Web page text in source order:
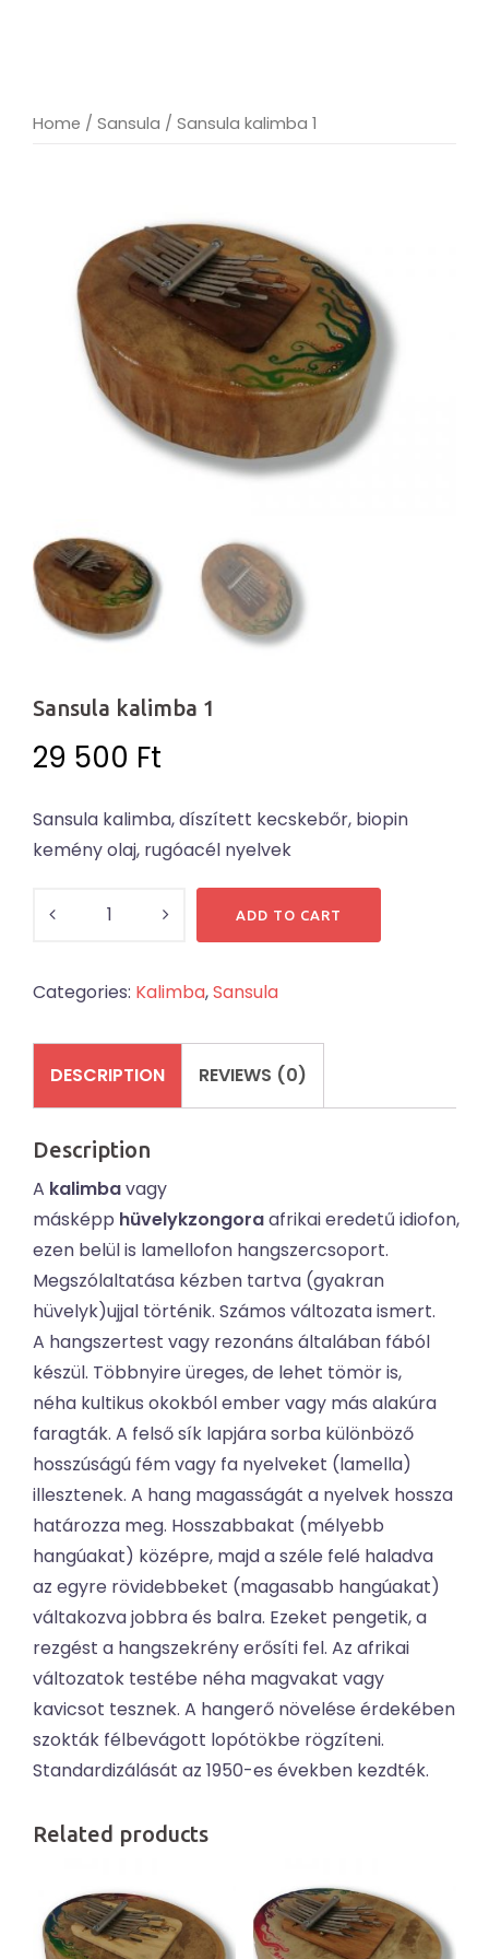
Home / Sansula / Sansula kalimba 1
Sansula kalimba 1
29 500 Ft
Sansula kalimba, díszített kecskebőr, biopin
kemény olaj, rugóacél nyelvek
quantity
ADD TO CART
Categories: Kalimba,Sansula
DESCRIPTION REVIEWS (0)
Description
A kalimbavagy
másképp hüvelykzongoraafrikai eredetű idiofon,
ezen belül is lamellofon hangszercsoport.
Megszólaltatása kézben tartva (gyakran
hüvelyk)ujjal történik. Számos változata ismert.
A hangszertest vagy rezonáns általában fából
készül. Többnyire üreges, de lehet tömör is,
néha kultikus okokból ember vagy más alakúra
faragták. A felső sík lapjára sorba különböző
hosszúságú fém vagy fa nyelveket (lamella)
illesztenek. A hang magasságát a nyelvek hossza
határozza meg. Hosszabbakat (mélyebb
hangúakat) középre, majd a széle felé haladva
az egyre rövidebbeket (magasabb hangúakat)
váltakozva jobbra és balra. Ezeket pengetik, a
rezgést a hangszekrény erősíti fel. Az afrikai
változatok testébe néha magvakat vagy
kavicsot tesznek. A hangerő növelése érdekében
szokták félbevágott lopótökbe rögzíteni.
Standardizálását az 1950-es években kezdték.
Related products